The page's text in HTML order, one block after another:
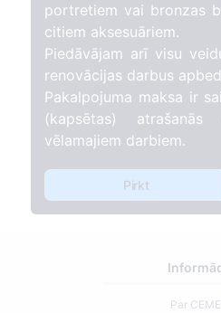
portretiem vai bronzas
citiem aksesuāriem.
Piedāvājam arī visu
renovācijas darbus
Pakalpojuma maksa ir
(kapsētas)
vēlamajiem darbiem.
Pirkt
Par